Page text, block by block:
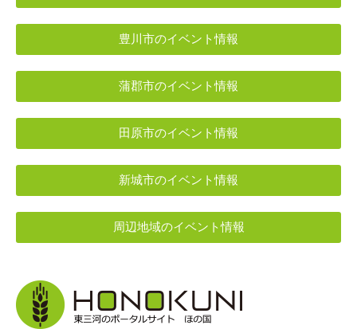
豊川市のイベント情報
蒲郡市のイベント情報
田原市のイベント情報
新城市のイベント情報
周辺地域のイベント情報